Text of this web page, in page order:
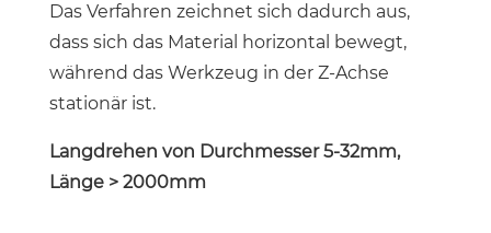
Das Verfahren zeichnet sich dadurch aus,
dass sich das Material horizontal bewegt,
während das Werkzeug in der Z-Achse
stationär ist.
Langdrehen von Durchmesser 5-32mm,
Länge > 2000mm